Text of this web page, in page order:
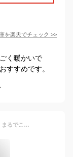
を楽天でチェック >>
く暖かいで
すすめです。
【送料無料】 靴下サプリ とにかくあったかい まるでこたつソックス 靴下 ハイソックス レディース メンズ 冷え対策 発熱 23-25cm 25-27cm 冷え取り靴下 暖かい 冷え取り あったかグッズ 冷房対策 ルームソックス あったかい靴下 厚手 全9色 ev_sp